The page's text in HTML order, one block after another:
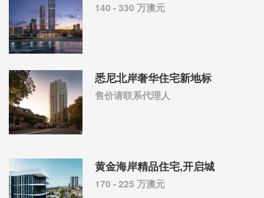
140 - 330 万澳元
悉尼北岸奢华住宅新地标
售价请联系代理人
黄金海岸精品住宅,开启城
170 - 225 万澳元